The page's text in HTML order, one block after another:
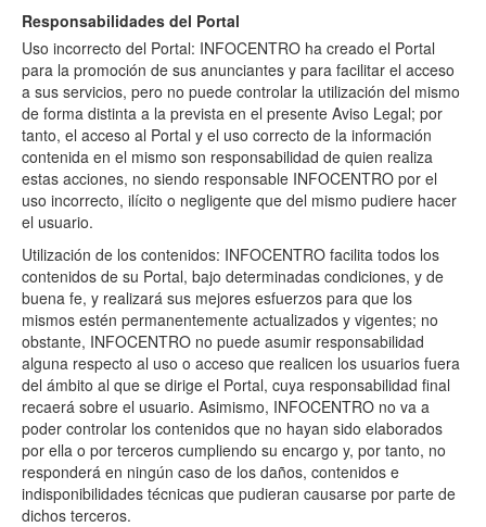
Responsabilidades del Portal
Uso incorrecto del Portal: INFOCENTRO ha creado el Portal
para la promoción de sus anunciantes y para facilitar el acceso
a sus servicios, pero no puede controlar la utilización del mismo
de forma distinta a la prevista en el presente Aviso Legal; por
tanto, el acceso al Portal y el uso correcto de la información
contenida en el mismo son responsabilidad de quien realiza
estas acciones, no siendo responsable INFOCENTRO por el
uso incorrecto, ilícito o negligente que del mismo pudiere hacer
el usuario.
Utilización de los contenidos: INFOCENTRO facilita todos los
contenidos de su Portal, bajo determinadas condiciones, y de
buena fe, y realizará sus mejores esfuerzos para que los
mismos estén permanentemente actualizados y vigentes; no
obstante, INFOCENTRO no puede asumir responsabilidad
alguna respecto al uso o acceso que realicen los usuarios fuera
del ámbito al que se dirige el Portal, cuya responsabilidad final
recaerá sobre el usuario. Asimismo, INFOCENTRO no va a
poder controlar los contenidos que no hayan sido elaborados
por ella o por terceros cumpliendo su encargo y, por tanto, no
responderá en ningún caso de los daños, contenidos e
indisponibilidades técnicas que pudieran causarse por parte de
dichos terceros.